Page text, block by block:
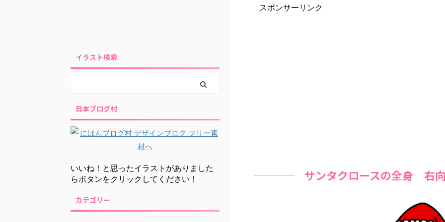
スポンサーリンク
サンタクロースの全身 右
イラスト検索
日本ブログ村
いいね！と思ったイラストがありました
らボタンをクリックしてください！
カテゴリー